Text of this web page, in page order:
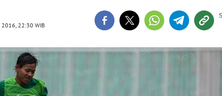
2016, 22:30 WIB